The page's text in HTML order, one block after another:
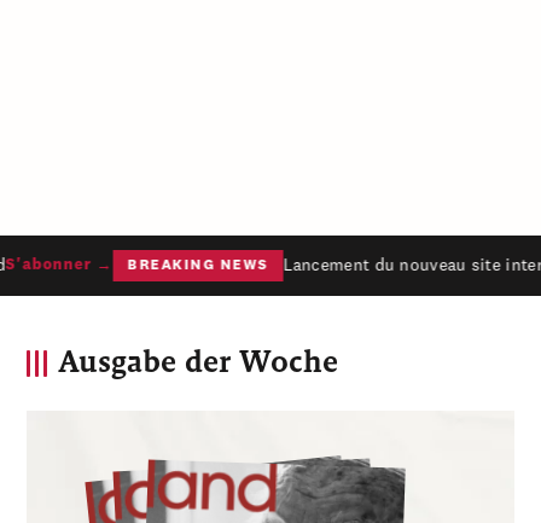
→ BREAKING NEWS Lancement du nouveau site
Ausgabe der Woche